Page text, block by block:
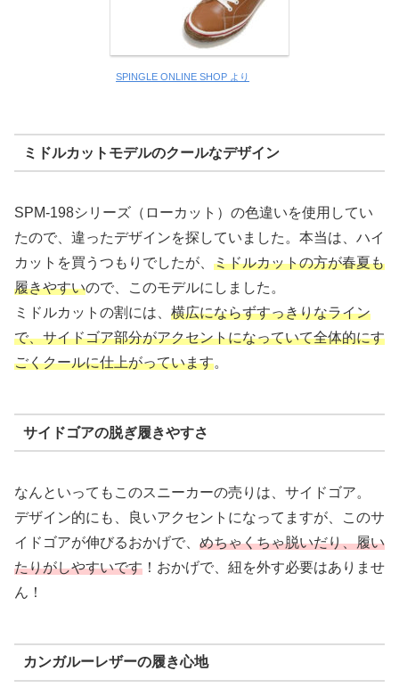
SPINGLE ONLINE SHOP より
ミドルカットモデルのクールなデザイン
SPM-198シリーズ（ローカット）の色違いを使用してい
たので、違ったデザインを探していました。本当は、ハイ
カットを買うつもりでしたが、 ミドルカットの方が春夏も
履きやすいので、このモデルにしました。
ミドルカットの割には、 横広にならずすっきりなライン
で、サイドゴア部分がアクセントになっていて全体的にす
ごくクールに仕上がっています。
サイドゴアの脱ぎ履きやすさ
なんといってもこのスニーカーの売りは、サイドゴア。
デザイン的にも、良いアクセントになってますが、このサ
イドゴアが伸びるおかげで、 めちゃくちゃ脱いだり、履い
たりがしやすいです ！おかげで、紐を外す必要はありませ
ん！
カンガルーレザーの履き心地